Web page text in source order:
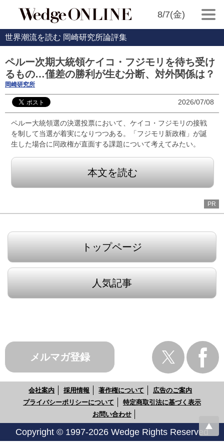
8/7(金)
世界潮流を読む 岡崎研究所論評集
ペルー次期大統領ケイコ・フジモリを待ち受け
るもの…僅差の勝利が生む分断、対外関係は？
岡崎研究所
2026/07/08
ペルー大統領選の決選投票において、ケイコ・フジモリの接戦
を制して当選が着実になりつつある。「フジモリ新政権」が誕
生した場合に同政権が直面する課題について考えてみたい。
本文を読む
PR
トップページ
人気記事
メルマガ登録
会社案内 採用情報 著作権について
広告のご案内
プライバシーポリシーについて
特定商取引法に基づく表示
お問い合わせ
Copyright © 1997-2026 Wedge Rights Reserved